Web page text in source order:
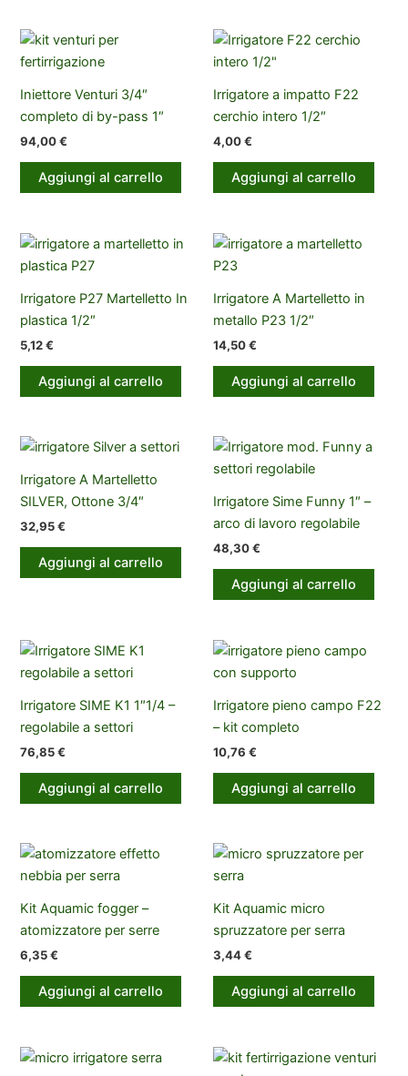
Iniettore Venturi 3/4″
completo di by-pass 1″
94,00€
Aggiungi al carrello
Irrigatore a impatto F22
cerchio intero 1/2″
4,00€
Aggiungi al carrello
Irrigatore P27 Martelletto In
plastica 1/2″
5,12€
Aggiungi al carrello
Irrigatore A Martelletto in
metallo P23 1/2″
14,50€
Aggiungi al carrello
Irrigatore A Martelletto
SILVER, Ottone 3/4″
32,95€
Aggiungi al carrello
Irrigatore Sime Funny 1″ –
arco di lavoro regolabile
48,30€
Aggiungi al carrello
Irrigatore SIME K1 1″1/4 –
regolabile a settori
76,85€
Aggiungi al carrello
Irrigatore pieno campo F22
– kit completo
10,76 €
Aggiungi al carrello
Kit Aquamic fogger –
atomizzatore per serre
6,35€
Aggiungi al carrello
Kit Aquamic micro
spruzzatore per serra
3,44€
Aggiungi al carrello